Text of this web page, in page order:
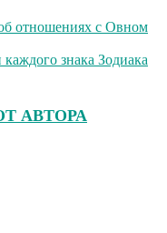
отношениях с Овном
знака Зодиака
АВТОРА